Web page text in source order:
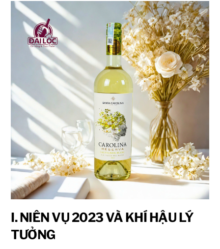
I. NIÊN VỤ 2023 VÀ KHÍ HẬU LÝ
TƯỞNG